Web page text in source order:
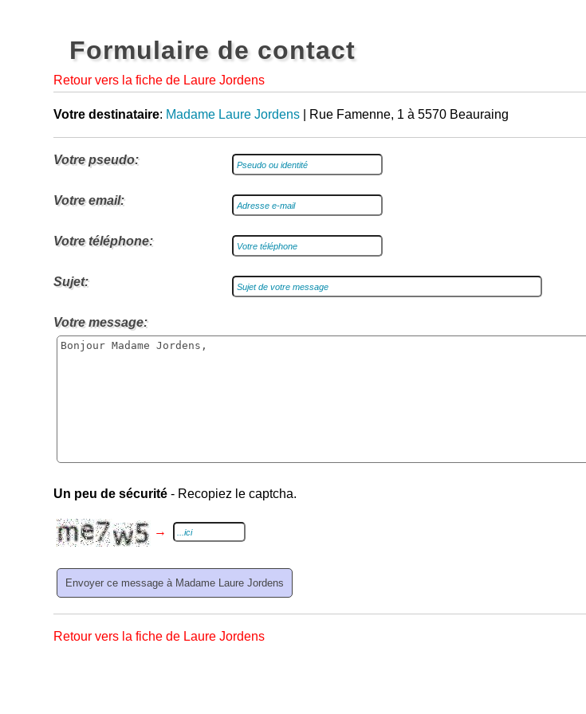
Formulaire de contact
Retour vers la fiche de Laure Jordens
Votre destinataire: Madame Laure Jordens | Rue Famenne, 1 à 5570 Beauraing
Votre pseudo:
Votre email:
Votre téléphone:
Sujet:
Votre message:
Un peu de sécurité - Recopiez le captcha.
→
Retour vers la fiche de Laure Jordens